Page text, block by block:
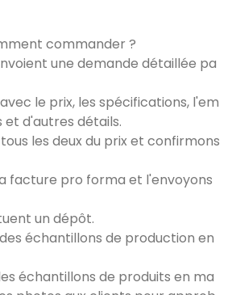
commander ?
une demande détaillée pa
le prix, les spécifications, l'em
et d'autres détails.
les deux du prix et confirmons
facture pro forma et l'envoyons
un dépôt.
échantillons de production en
échantillons de produits en ma